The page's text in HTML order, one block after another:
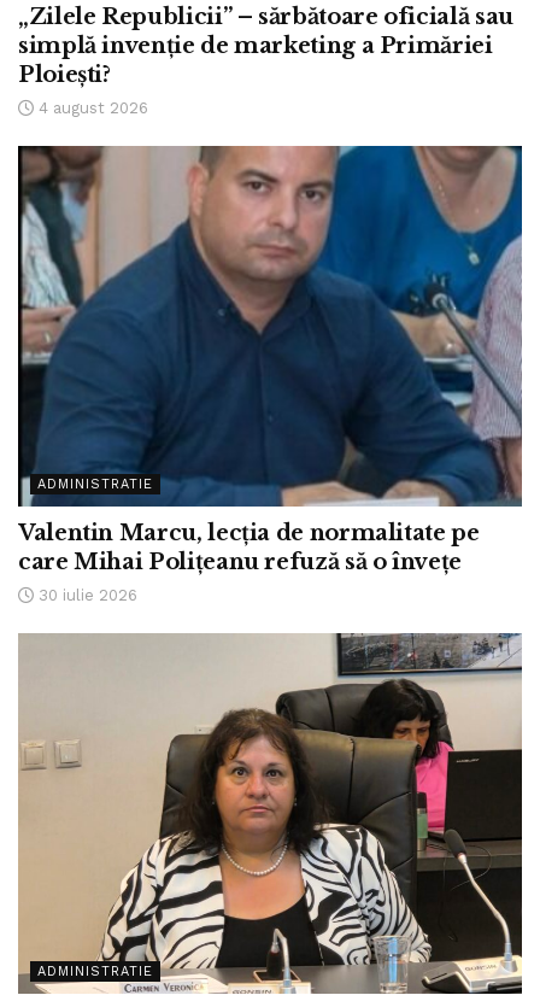
„Zilele Republicii” – sărbătoare oficială sau
simplă invenție de marketing a Primăriei
Ploiești?
4 august 2026
ADMINISTRATIE
Valentin Marcu, lecția de normalitate pe
care Mihai Polițeanu refuză să o învețe
30 iulie 2026
ADMINISTRATIE